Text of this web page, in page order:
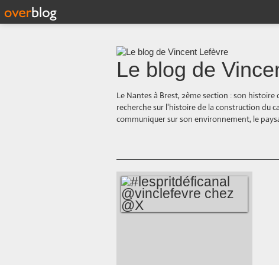
Le blog de
Le Nantes à Brest, 2ème section : son
recherche sur l'histoire de la construction du
communiquer sur son environnement, le